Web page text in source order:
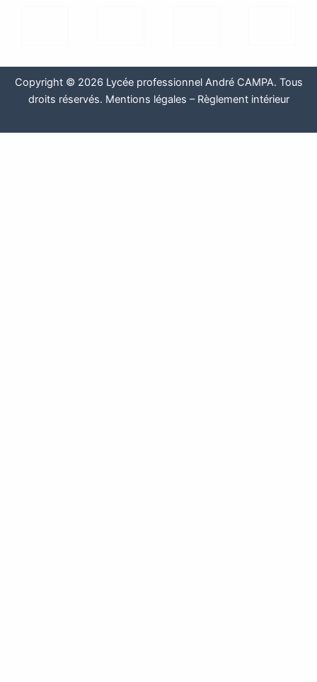
Copyright © 2026 Lycée professionnel André CAMPA. Tous
droits réservés. Mentions légales – Règlement intérieur